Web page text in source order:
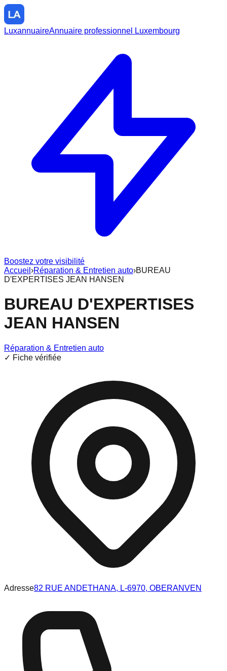
LuxannuaireAnnuaire professionnel Luxembourg
Boostez votre visibilité
Accueil ›Réparation & Entretien auto›BUREAU
D'EXPERTISES JEAN HANSEN
BUREAU D'EXPERTISES
JEAN HANSEN
Réparation & Entretien auto
✓ Fiche vérifiée
Adresse82 RUE ANDETHANA, L-6970, OBERANVEN